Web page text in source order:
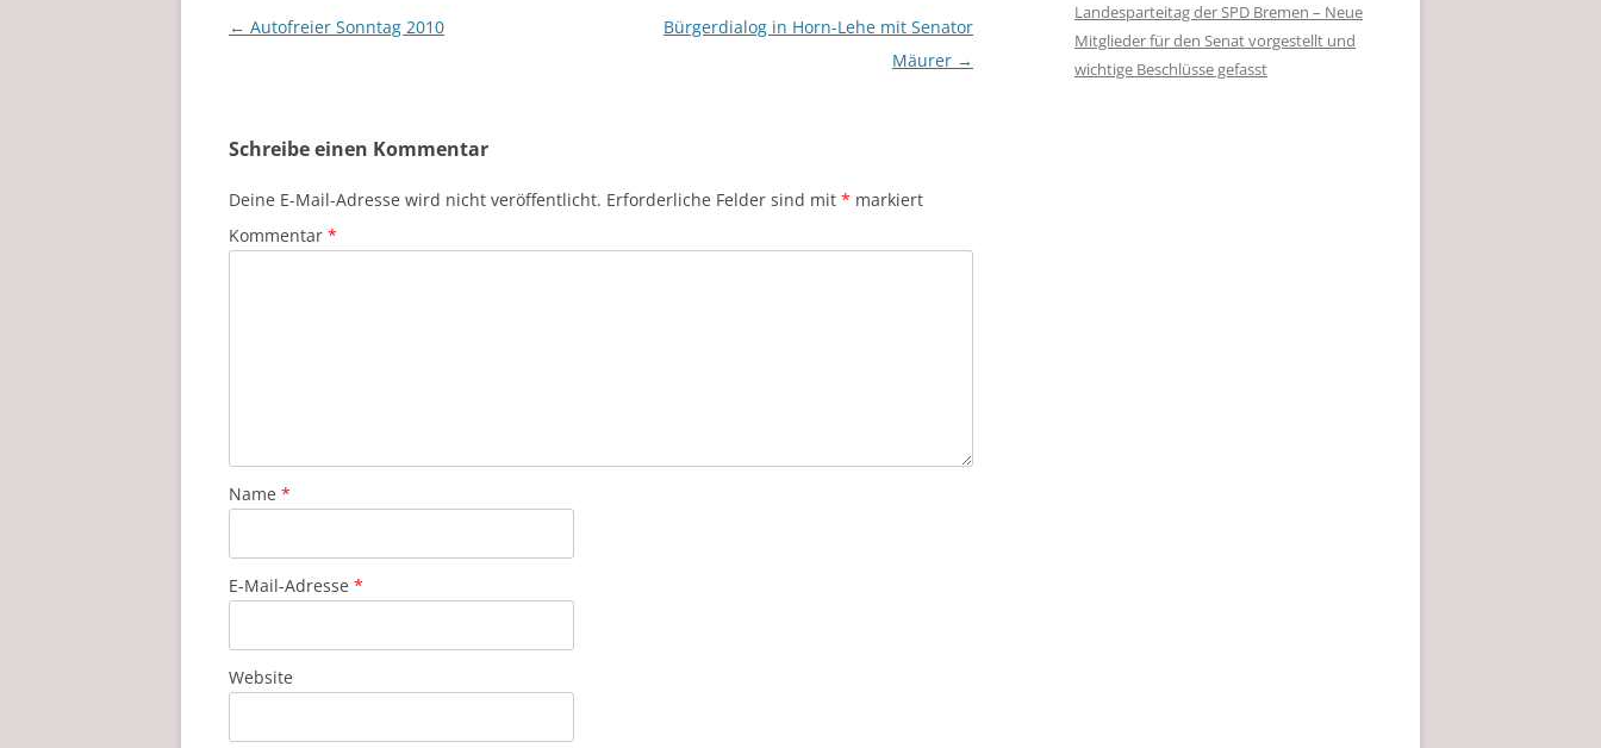
Beitragsnavigation
← Autofreier Sonntag 2010
Bürgerdialog in Horn-Lehe mit Senator
Mäurer →
Schreibe einen Kommentar
Deine E-Mail-Adresse wird nicht veröffentlicht. Erforderliche Felder sind mit * markiert
Kommentar *
Name *
E-Mail-Adresse *
Website
Landesparteitag der SPD Bremen – Neue
Mitglieder für den Senat vorgestellt und
wichtige Beschlüsse gefasst